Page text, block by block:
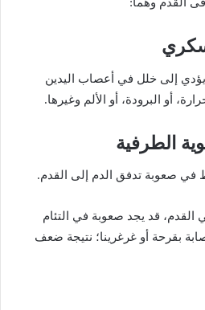
إلى خلل في أعصاب اليدين
أو البرودة، أو الألم وغيرها.
الطرفية
في صعوبة تدفق الدم إلى القدم.
القدم، قد يجد صعوبة في التئام
بقرحة أو غرغرينا؛ نتيجة ضعف